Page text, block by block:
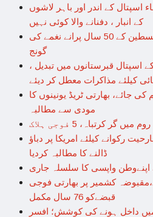
کے اندر اور باہر لاشوں
کے انبار ، دفنانے والا کوئی نہیں
اسکینڈے نیوین ممالک میں فلسطین کے 50 سال پرانے نغمے کی
گونج
اسپتال قبرستانوں میں تبدیل ،
کیلئے مذاکرات معطل کر دیئے
جائے، بھارتی ٹریڈ یونینوں کا
مودی سے مطالبہ
کرتباہ، 5 فوجی ہلاک
رکوانے کیلئے امریکا پر دباؤ
ڈالنے کا مطالبہ کردیا
اپنےوطن واپسی کا سلسلہ جاری
کشمیر پر بھارتی فوجی
قبضےکو 76 سال مکمل
داخل ہونے کی کوشش؛ افسر